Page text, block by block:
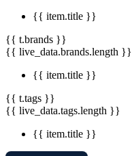
{{ item.title }}
{{ t.brands }}
{{ live_data.brands.length }}
{{ item.title }}
{{ t.tags }}
{{ live_data.tags.length }}
{{ item.title }}